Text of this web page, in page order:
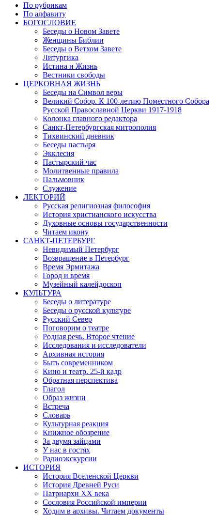
По рубрикам
По алфавиту
БОГОСЛОВИЕ
Беседы о Новом Завете
Женщины Библии
Беседы о Ветхом Завете
Литургика
Истина и Жизнь
Вестники свободы
ЦЕРКОВНАЯ ЖИЗНЬ
Беседы на Символ веры
Великий Собор. К 100-летию Поместного Собора
Русской Православной Церкви 1917-1918
Колонка главного редактора
Санкт-Петербургская митрополия
Тихвинский дневник
Беседы пастыря
Экклесия
Пастырский час
Молитвенные правила
Пальмовник
Служение
ЛЕКТОРИЙ
Русская религиозная философия
История христианского искусства
Духовные основы государственности
Читаем икону
САНКТ-ПЕТЕРБУРГ
Невидимый Петербург
Возвращение в Петербург
Время Эрмитажа
Город и время
Музейный калейдоскоп
КУЛЬТУРА
Беседы о литературе
Беседы о русской культуре
Русский Север
Поговорим о театре
Родная речь. Второе чтение
Исследования и исследователи
Архивная история
Быть современником
Кино и театр. 25-й кадр
Обратная перспектива
Глагол
Образ жизни
Встреча
Словарь
Культурная реакция
Книжное обозрение
За двумя зайцами
У нас в гостях
Радиоэкскурсии
ИСТОРИЯ
История Вселенской Церкви
История Древней Руси
Патриархи XX века
Сословия Российской империи
Ходим в архивы. Читаем документы